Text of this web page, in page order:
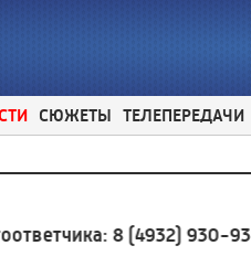
СЮЖЕТЫ ТЕЛЕПЕРЕДАЧИ
8 (4932) 930-930 20:07